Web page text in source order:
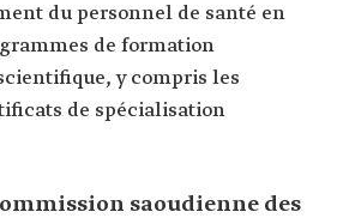
du personnel de santé en
de formation
y compris les
de spécialisation
saoudienne des